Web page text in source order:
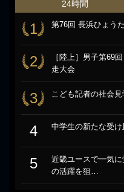
24時間
1 第76回 長浜ひょう
2
［陸上］男子第69
走大会
3 こども記者の社会
4 中学生の新たな受
5
近畿ユースで一気
の活躍を狙…